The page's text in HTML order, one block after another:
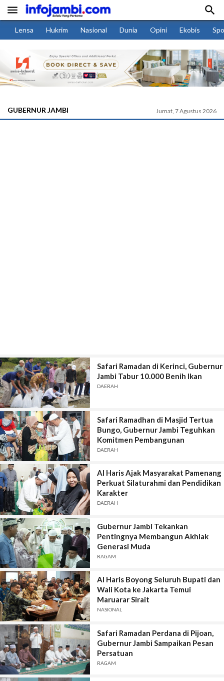
 
Lensa Hukrim Nasional Dunia Opini Ekobis
GUBERNUR JAMBI Jumat, 7 Agustus 2026
Safari Ramadan di Kerinci, Gubernur
Jambi Tabur 10.000 Benih Ikan
DAERAH
Safari Ramadhan di Masjid Tertua
Bungo, Gubernur Jambi Teguhkan
Komitmen Pembangunan
DAERAH
Al Haris Ajak Masyarakat Pamenang
Perkuat Silaturahmi dan Pendidikan
Karakter
DAERAH
Gubernur Jambi Tekankan
Pentingnya Membangun Akhlak
Generasi Muda
RAGAM
Al Haris Boyong Seluruh Bupati dan
Wali Kota ke Jakarta Temui
Maruarar Sirait
NASIONAL
Safari Ramadan Perdana di Pijoan,
Gubernur Jambi Sampaikan Pesan
Persatuan
RAGAM